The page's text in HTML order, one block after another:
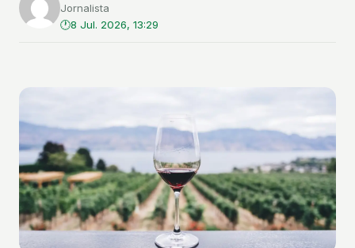
Jornalista
8 Jul. 2026, 13:29